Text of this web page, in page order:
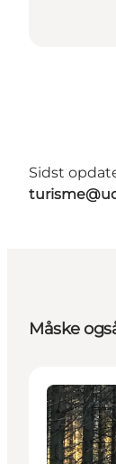
Sidst
Måske